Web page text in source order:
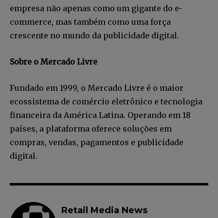
empresa não apenas como um gigante do e-
commerce, mas também como uma força
crescente no mundo da publicidade digital.
Sobre o Mercado Livre
Fundado em 1999, o Mercado Livre é o maior
ecossistema de comércio eletrônico e tecnologia
financeira da América Latina. Operando em 18
países, a plataforma oferece soluções em
compras, vendas, pagamentos e publicidade
digital.
Retail Media News